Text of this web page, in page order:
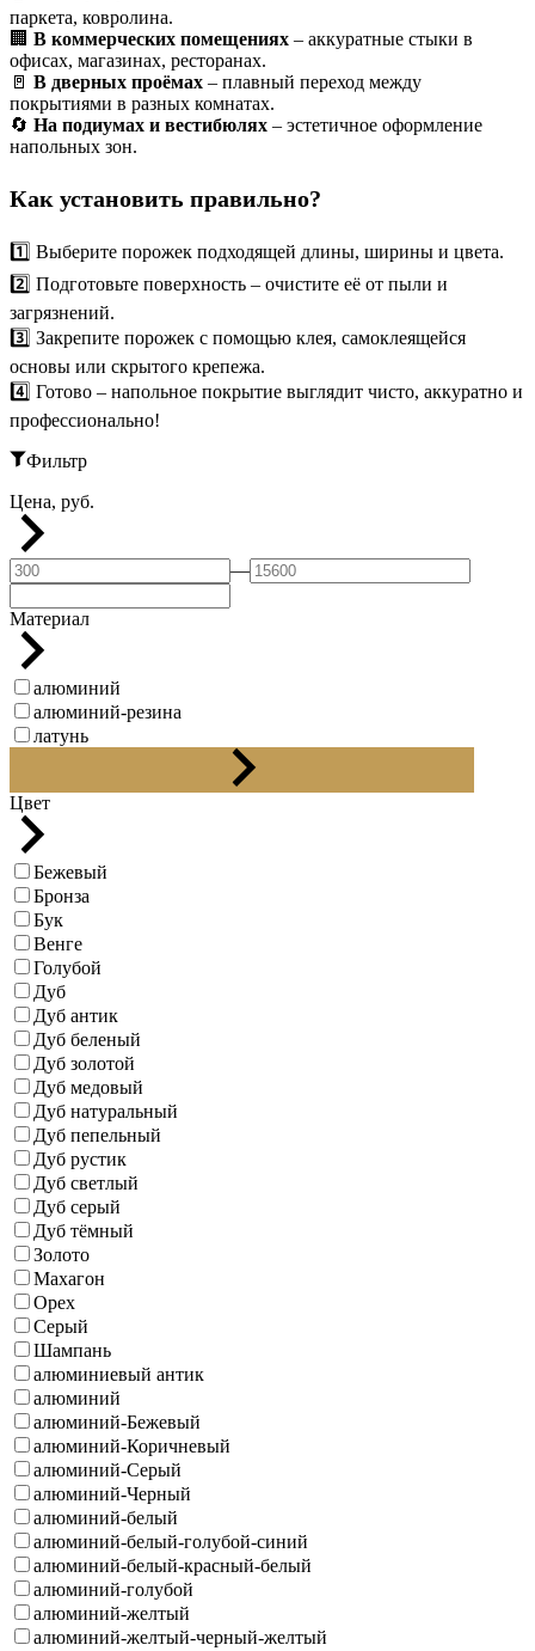
паркета, ковролина.
🏢 В коммерческих помещениях – аккуратные стыки в
офисах, магазинах, ресторанах.
🚪 В дверных проёмах – плавный переход между
покрытиями в разных комнатах.
🔄 На подиумах и вестибюлях – эстетичное оформление
напольных зон.
Как установить правильно?
1️⃣ Выберите порожек подходящей длины, ширины и цвета.
2️⃣ Подготовьте поверхность – очистите её от пыли и
загрязнений.
3️⃣ Закрепите порожек с помощью клея, самоклеящейся
основы или скрытого крепежа.
4️⃣ Готово – напольное покрытие выглядит чисто, аккуратно и
профессионально!
Фильтр
Цена, руб.
—
Материал
алюминий
алюминий-резина
латунь
Цвет
Бежевый
Бронза
Бук
Венге
Голубой
Дуб
Дуб антик
Дуб беленый
Дуб золотой
Дуб медовый
Дуб натуральный
Дуб пепельный
Дуб рустик
Дуб светлый
Дуб серый
Дуб тёмный
Золото
Махагон
Орех
Серый
Шампань
алюминиевый антик
алюминий
алюминий-Бежевый
алюминий-Коричневый
алюминий-Серый
алюминий-Черный
алюминий-белый
алюминий-белый-голубой-синий
алюминий-белый-красный-белый
алюминий-голубой
алюминий-желтый
алюминий-желтый-черный-желтый